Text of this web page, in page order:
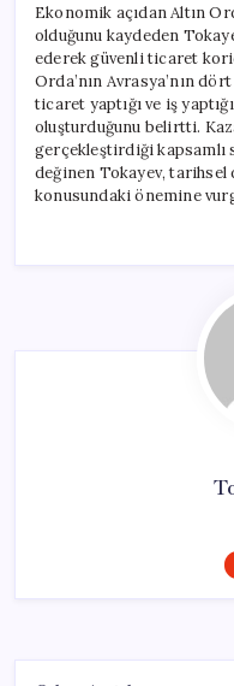
Ekonomik açıdan Altın
olduğunu kaydeden
ederek güvenli ticaret
Orda’nın Avrasya’nın
ticaret yaptığı ve iş
oluşturduğunu belirtti.
gerçekleştirdiği
değinen Tokayev,
konusundaki önemine